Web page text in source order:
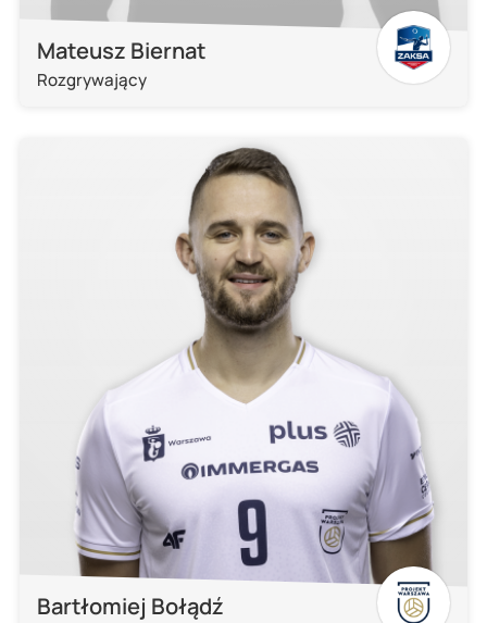
Mateusz Biernat
Rozgrywający
Bartłomiej Bołądź